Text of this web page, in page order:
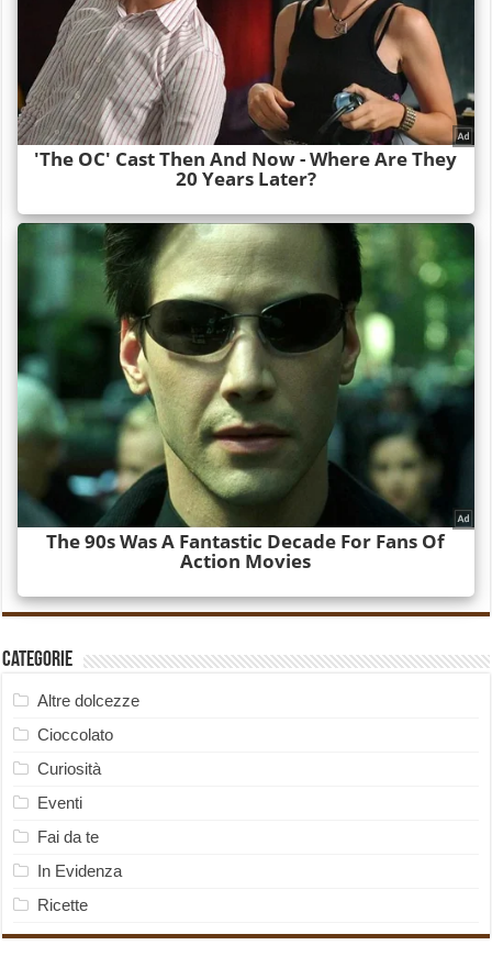
Categorie
Altre dolcezze
Cioccolato
Curiosità
Eventi
Fai da te
In Evidenza
Ricette